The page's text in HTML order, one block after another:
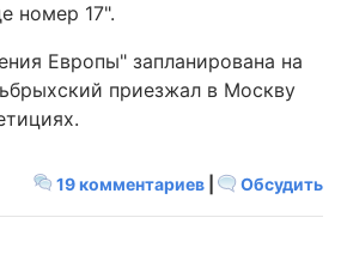
номер 17".
Европы" запланирована на
приезжал в Москву
19 комментариев Обсудить